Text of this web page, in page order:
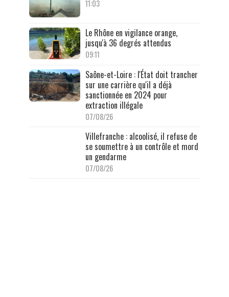
11:03
Le Rhône en vigilance orange,
jusqu'à 36 degrés attendus
09:11
Saône-et-Loire : l'État doit trancher
sur une carrière qu'il a déjà
sanctionnée en 2024 pour
extraction illégale
07/08/26
Villefranche : alcoolisé, il refuse de
se soumettre à un contrôle et mord
un gendarme
07/08/26